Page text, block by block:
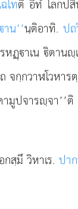
โทติ อิทํ โลกป
น’’นฺติอาทิ. ป
าเน ิตาน
กวาฬโวหา
ปจารฺจา
กสฺมึ วิหาเร. ปา